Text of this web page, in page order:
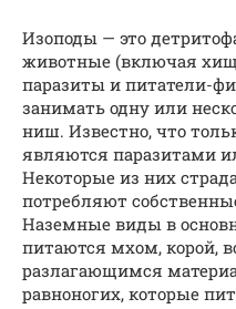
Изоподы — это
животные (включая
паразиты и питатели-
занимать одну или
ниш. Известно, что
являются паразитами
Некоторые из них
потребляют
Наземные виды в
питаются мхом, корой,
разлагающимся
равноногих, которые